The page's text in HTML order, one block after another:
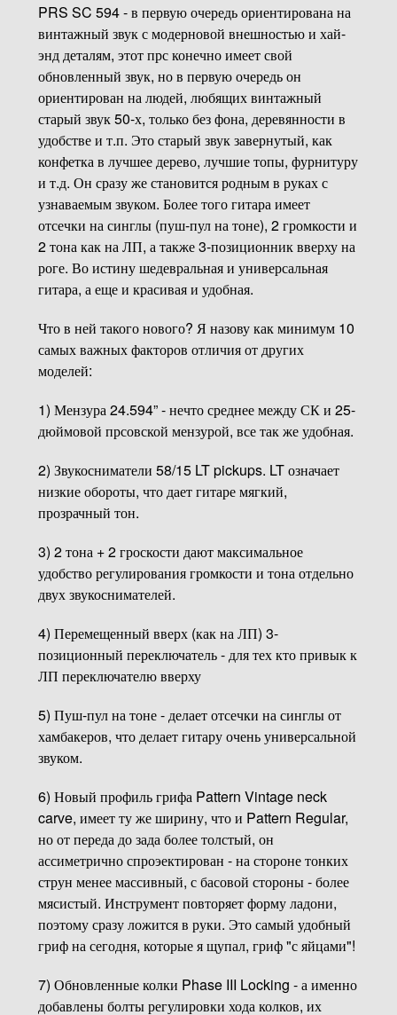
PRS SC 594 - в первую очередь ориентирована на
винтажный звук с модерновой внешностью и хай-
энд деталям, этот прс конечно имеет свой
обновленный звук, но в первую очередь он
ориентирован на людей, любящих винтажный
старый звук 50-х, только без фона, деревянности в
удобстве и т.п. Это старый звук завернутый, как
конфетка в лучшее дерево, лучшие топы, фурнитуру
и т.д. Он сразу же становится родным в руках с
узнаваемым звуком. Более того гитара имеет
отсечки на синглы (пуш-пул на тоне), 2 громкости и
2 тона как на ЛП, а также 3-позиционник вверху на
роге. Во истину шедевральная и универсальная
гитара, а еще и красивая и удобная.
Что в ней такого нового? Я назову как минимум 10
самых важных факторов отличия от других
моделей:
1) Мензура 24.594” - нечто среднее между СК и 25-
дюймовой прсовской мензурой, все так же удобная.
2) Звукосниматели 58/15 LT pickups. LT означает
низкие обороты, что дает гитаре мягкий,
прозрачный тон.
3) 2 тона + 2 гроскости дают максимальное
удобство регулирования громкости и тона отдельно
двух звукоснимателей.
4) Перемещенный вверх (как на ЛП) 3-
позиционный переключатель - для тех кто привык к
ЛП переключателю вверху
5) Пуш-пул на тоне - делает отсечки на синглы от
хамбакеров, что делает гитару очень универсальной
звуком.
6) Новый профиль грифа Pattern Vintage neck
carve, имеет ту же ширину, что и Pattern Regular,
но от переда до зада более толстый, он
ассиметрично спроэектирован - на стороне тонких
струн менее массивный, с басовой стороны - более
мясистый. Инструмент повторяет форму ладони,
поэтому сразу ложится в руки. Это самый удобный
гриф на сегодня, которые я щупал, гриф "с яйцами"!
7) Обновленные колки Phase III Locking - а именно
добавлены болты регулировки хода колков, их